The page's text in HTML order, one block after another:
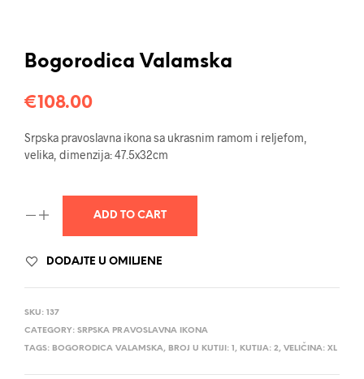
Bogorodica Valamska
€108.00
Srpska pravoslavna ikona sa ukrasnim ramom i reljefom,
velika, dimenzija: 47.5x32cm
ADD TO CART
DODAJTE U OMILJENE
SKU: 137
CATEGORY: SRPSKA PRAVOSLAVNA IKONA
TAGS: BOGORODICA VALAMSKA, BROJ U KUTIJI: 1, KUTIJA: 2, VELIČINA: XL